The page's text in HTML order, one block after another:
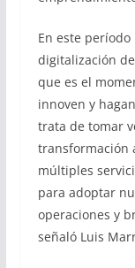
En este
digitalización
que es el
innoven y
trata de tomar
transformación
múltiples
para adoptar
operaciones y
señaló Luis